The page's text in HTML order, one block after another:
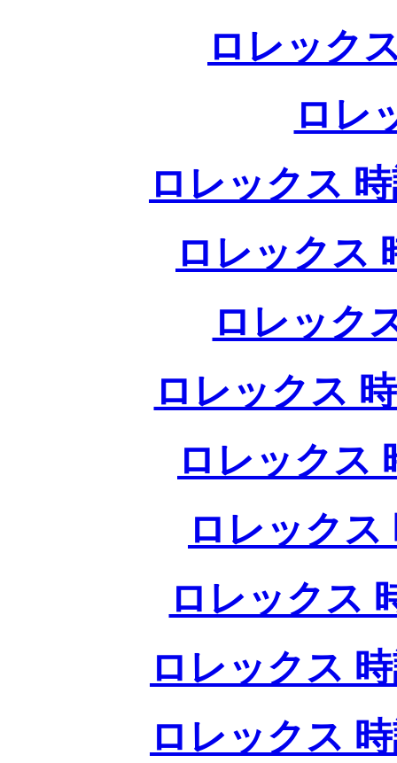
ロレック
ロレ
ロレックス
ロレックス
ロレック
ロレックス
ロレックス
ロレックス
ロレックス
ロレックス
ロレックス